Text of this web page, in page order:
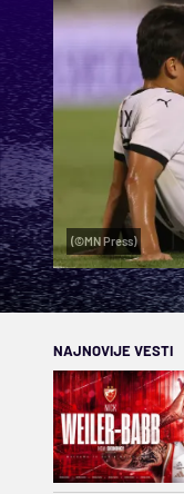
(©MN Press)
NAJNOVIJE VESTI